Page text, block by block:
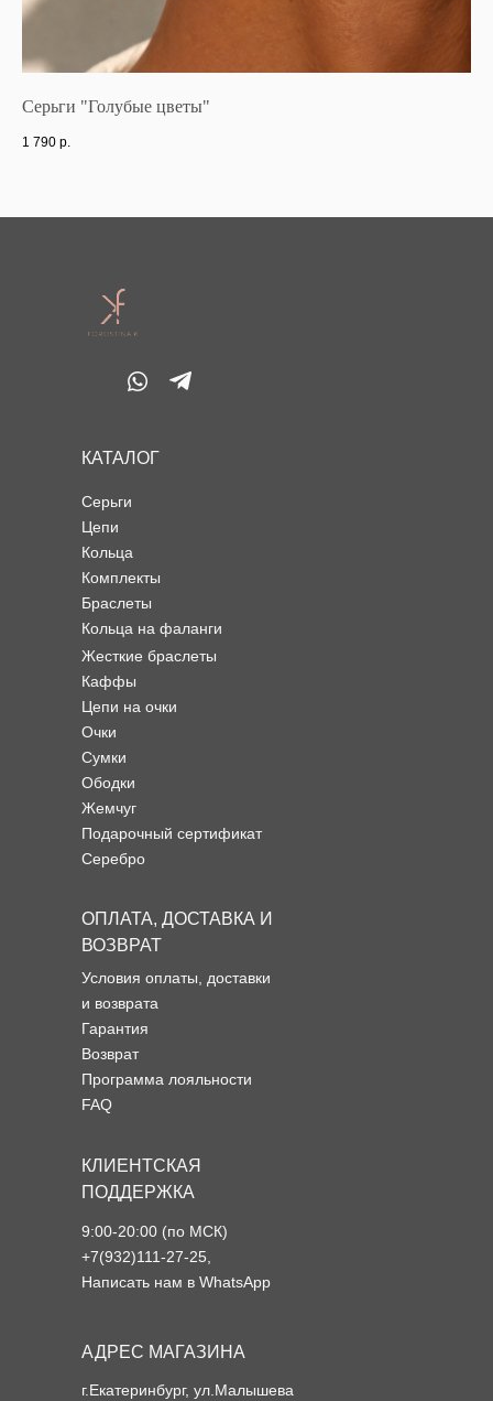
Серьги "Голубые цветы"
1 790 р.
Серьги
Цепи
Кольца
Комплекты
Браслеты
Кольца на фаланги
Условия оплаты, доставки
и возврата
Гарантия
Возврат
Программа лояльности
FAQ
КАТАЛОГ
ОПЛАТА, ДОСТАВКА И
ВОЗВРАТ
КЛИЕНТСКАЯ
ПОДДЕРЖКА
Жесткие браслеты
Каффы
Цепи на очки
Очки
Сумки
Ободки
Жемчуг
Подарочный сертификат
Серебро
АДРЕС МАГАЗИНА
г.Екатеринбург, ул.Малышева
9:00-20:00 (по МСК)
+7(932)111-27-25,
Написать нам в WhatsApp